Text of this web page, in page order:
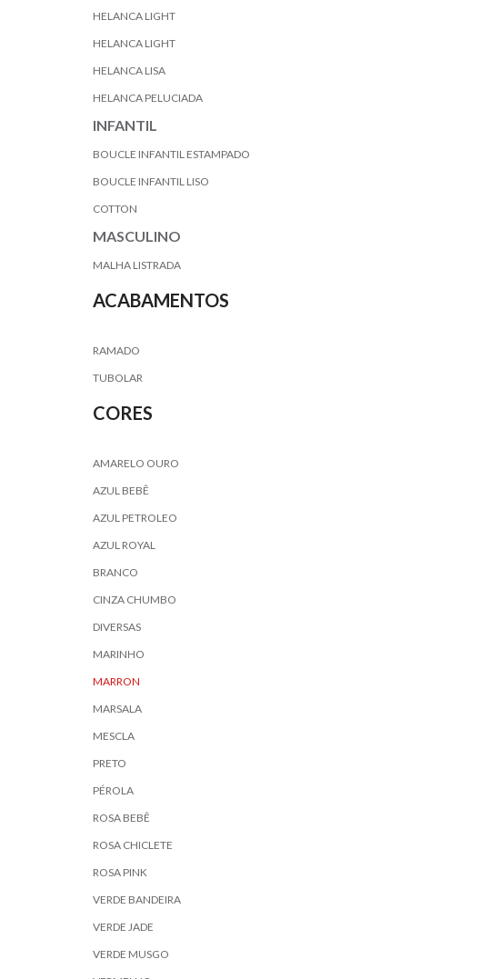
HELANCA LIGHT
HELANCA LIGHT
HELANCA LISA
HELANCA PELUCIADA
INFANTIL
BOUCLE INFANTIL ESTAMPADO
BOUCLE INFANTIL LISO
COTTON
MASCULINO
MALHA LISTRADA
ACABAMENTOS
RAMADO
TUBOLAR
CORES
AMARELO OURO
AZUL BEBÊ
AZUL PETROLEO
AZUL ROYAL
BRANCO
CINZA CHUMBO
DIVERSAS
MARINHO
MARRON
MARSALA
MESCLA
PRETO
PÉROLA
ROSA BEBÊ
ROSA CHICLETE
ROSA PINK
VERDE BANDEIRA
VERDE JADE
VERDE MUSGO